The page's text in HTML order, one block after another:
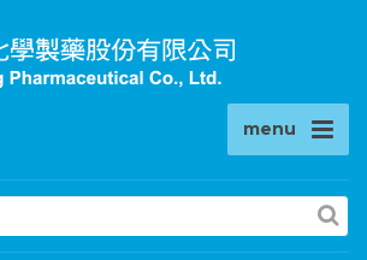
menu
(success)